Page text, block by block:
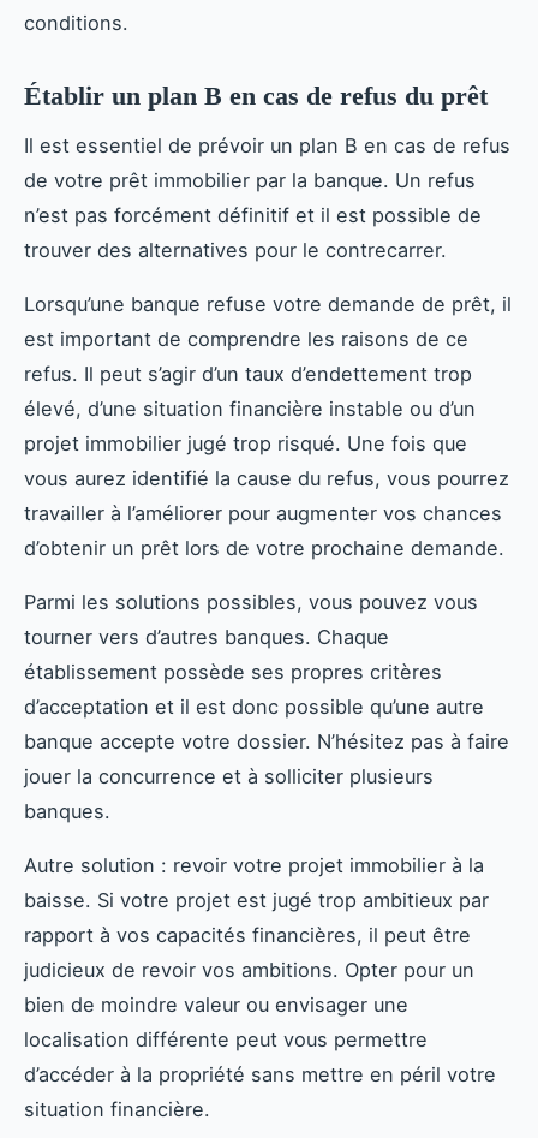
conditions.
Établir un plan B en cas de refus du prêt
Il est essentiel de prévoir un plan B en cas de refus
de votre prêt immobilier par la banque. Un refus
n’est pas forcément définitif et il est possible de
trouver des alternatives pour le contrecarrer.
Lorsqu’une banque refuse votre demande de prêt, il
est important de comprendre les raisons de ce
refus. Il peut s’agir d’un taux d’endettement trop
élevé, d’une situation financière instable ou d’un
projet immobilier jugé trop risqué. Une fois que
vous aurez identifié la cause du refus, vous pourrez
travailler à l’améliorer pour augmenter vos chances
d’obtenir un prêt lors de votre prochaine demande.
Parmi les solutions possibles, vous pouvez vous
tourner vers d’autres banques. Chaque
établissement possède ses propres critères
d’acceptation et il est donc possible qu’une autre
banque accepte votre dossier. N’hésitez pas à faire
jouer la concurrence et à solliciter plusieurs
banques.
Autre solution : revoir votre projet immobilier à la
baisse. Si votre projet est jugé trop ambitieux par
rapport à vos capacités financières, il peut être
judicieux de revoir vos ambitions. Opter pour un
bien de moindre valeur ou envisager une
localisation différente peut vous permettre
d’accéder à la propriété sans mettre en péril votre
situation financière.